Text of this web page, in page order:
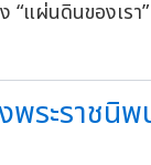
พระราชนิ